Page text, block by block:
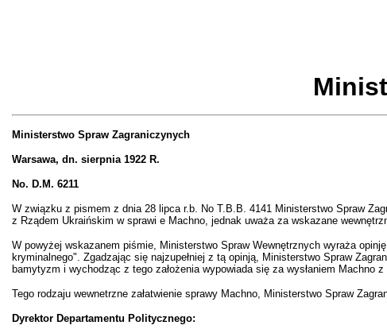
Ministerstwo Spraw Zagraniczynych
Warsawa, dn. sierpnia 1922 R.
No. D.M. 6211
W związku z pismem z dnia 28 lipca r.b. No T.B.B. 4141 Ministerstwo Spraw
z Rządem Ukraińskim w sprawi e Machno, jednak uważa za wskazane
W powyżej wskazanem piśmie, Ministerstwo Spraw Wewnętrznych wyraża
kryminalnego". Zgadzając się najzupełniej z tą opinją, Ministerstwo Spraw
bamytyzm i wychodząc z tego założenia wypowiada się za wysłaniem
Tego rodzaju wewnetrzne załatwienie sprawy Machno, Ministerstwo Spraw
Dyrektor Departamentu Politycznego: